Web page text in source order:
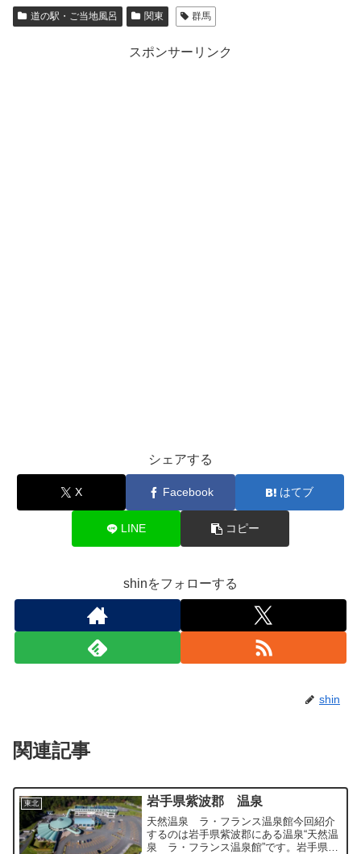
道の駅・ご当地風呂 関東 群馬
スポンサーリンク
シェアする
X Facebook はてブ
LINE コピー
shinをフォローする
shin
関連記事
東北 岩手県紫波郡 温泉
天然温泉 ラ・フランス温泉館今回紹介
するのは岩手県紫波郡にある温泉“天然温
泉 ラ・フランス温泉館”です。岩手県西